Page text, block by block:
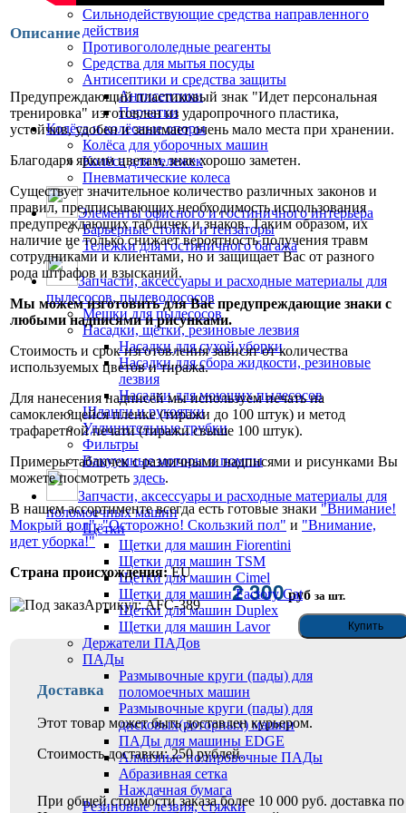
Сильнодействующие средства направленного
действия
Противогололедные реагенты
Средства для мытья посуды
Антисептики и средства защиты
Антисептики
Перчатки
Колёса и колёсные опоры
Колёса для уборочных машин
Колёса для тележек
Пневматические колеса
Элементы офисного и гостиничного интерьера
Барьерные стойки и тензаторы
Тележки для гостиничного багажа
Запчасти, аксессуары и расходные материалы для
пылесосов, пылеводососов
Мешки для пылесосов
Насадки, щётки, резиновые лезвия
Насадки для сухой уборки
Насадки для сбора жидкости, резиновые
лезвия
Насадки для моющих пылесосов
Шланги и рукоятки
Удлинительные трубки
Фильтры
Вакуумные моторы и помпы
Запчасти, аксессуары и расходные материалы для
поломоечных машин
Щётки
Щетки для машин Fiorentini
Щетки для машин TSM
Щетки для машин Cimel
Щетки для машин Factory Cat
Щетки для машин Duplex
Щетки для машин Lavor
Держатели ПАДов
ПАДы
Размывочные круги (пады) для
поломоечных машин
Размывочные круги (пады) для
дисковых(роторных) машин
ПАДы для машины EDGE
Алмазные полировочные ПАДы
Абразивная сетка
Наждачная бумага
Резиновые лезвия, стяжки
Описание
Предупреждающий пластиковый знак "Идет персональная
тренировка" изготовлен из ударопрочного пластика,
устойчив, удобен и занимает очень мало места при хранении.
Благодаря ярким цветам, знак хорошо заметен.
Существует значительное количество различных законов и
правил, предписывающих необходимость использования
предупреждающих табличек и знаков. Таким образом, их
наличие не только снижает вероятность получения травм
сотрудниками и клиентами, но и защищает Вас от разного
рода штрафов и взысканий.
Мы можем изготовить для Вас предупреждающие знаки с
любыми надписями и рисунками.
Стоимость и срок изготовления зависят от количества
используемых цветов и тиража.
Для нанесения надписей мы используем печать на
самоклеющейся пленке (тиражи до 100 штук) и метод
трафаретной печати (тиражи свыше 100 штук).
Примеры табличек с различными надписями и рисунками Вы
можете посмотреть здесь.
В нашем ассортименте всегда есть готовые знаки "Внимание!
Мокрый пол","Осторожно! Скользкий пол" и "Внимание,
идет уборка!"
Страна происхождения:EU
Артикул: AFC-389 2 300руб за шт.
Доставка
Этот товар может быть доставлен курьером.
Стоимость доставки: 250 рублей.
При общей стоимости заказа более 10 000 руб. доставка по